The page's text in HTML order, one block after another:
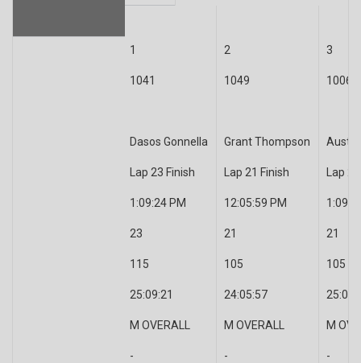
1
1041
Dasos Gonnella
Lap 23 Finish
1:09:24 PM
23
115
25:09:21
M OVERALL
-
2
1049
Grant Thompson
Lap 21 Finish
12:05:59 PM
21
105
24:05:57
M OVERALL
-
3
1006
Lap
21
105
M
-